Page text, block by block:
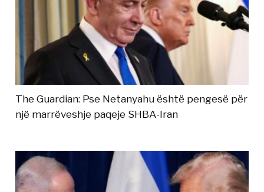
The Guardian: Pse Netanyahu është pengesë për
një marrëveshje paqeje SHBA-Iran